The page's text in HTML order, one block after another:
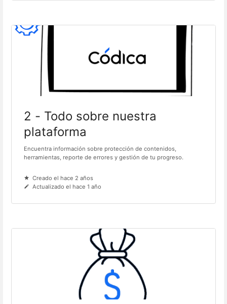
2 - Todo sobre nuestra
plataforma
Encuentra información sobre protección de contenidos,
herramientas, reporte de errores y gestión de tu progreso.
Creado el hace 2 años
Actualizado el hace 1 año